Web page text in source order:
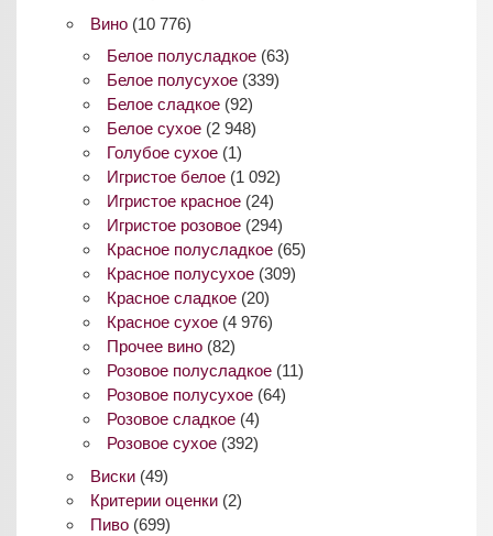
Вино(10 776)
Белое полусладкое (63)
Белое полусухое (339)
Белое сладкое (92)
Белое сухое (2 948)
Голубое сухое (1)
Игристое белое (1 092)
Игристое красное (24)
Игристое розовое (294)
Красное полусладкое (65)
Красное полусухое (309)
Красное сладкое (20)
Красное сухое (4 976)
Прочее вино (82)
Розовое полусладкое (11)
Розовое полусухое (64)
Розовое сладкое (4)
Розовое сухое (392)
Виски(49)
Критерии оценки(2)
Пиво(699)